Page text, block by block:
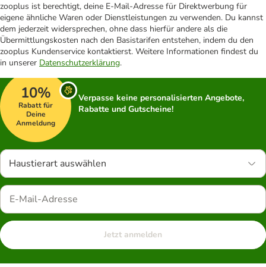
zooplus ist berechtigt, deine E-Mail-Adresse für Direktwerbung für
eigene ähnliche Waren oder Dienstleistungen zu verwenden. Du kannst
dem jederzeit widersprechen, ohne dass hierfür andere als die
Übermittlungskosten nach den Basistarifen entstehen, indem du den
zooplus Kundenservice kontaktierst. Weitere Informationen findest du
in unserer Datenschutzerklärung.
10%
Rabatt für
Deine
Anmeldung
Verpasse keine personalisierten Angebote,
Rabatte und Gutscheine!
Haustierart auswählen
Jetzt anmelden